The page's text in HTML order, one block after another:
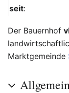
seit:
Der Bauernhof
Marktgemeinde